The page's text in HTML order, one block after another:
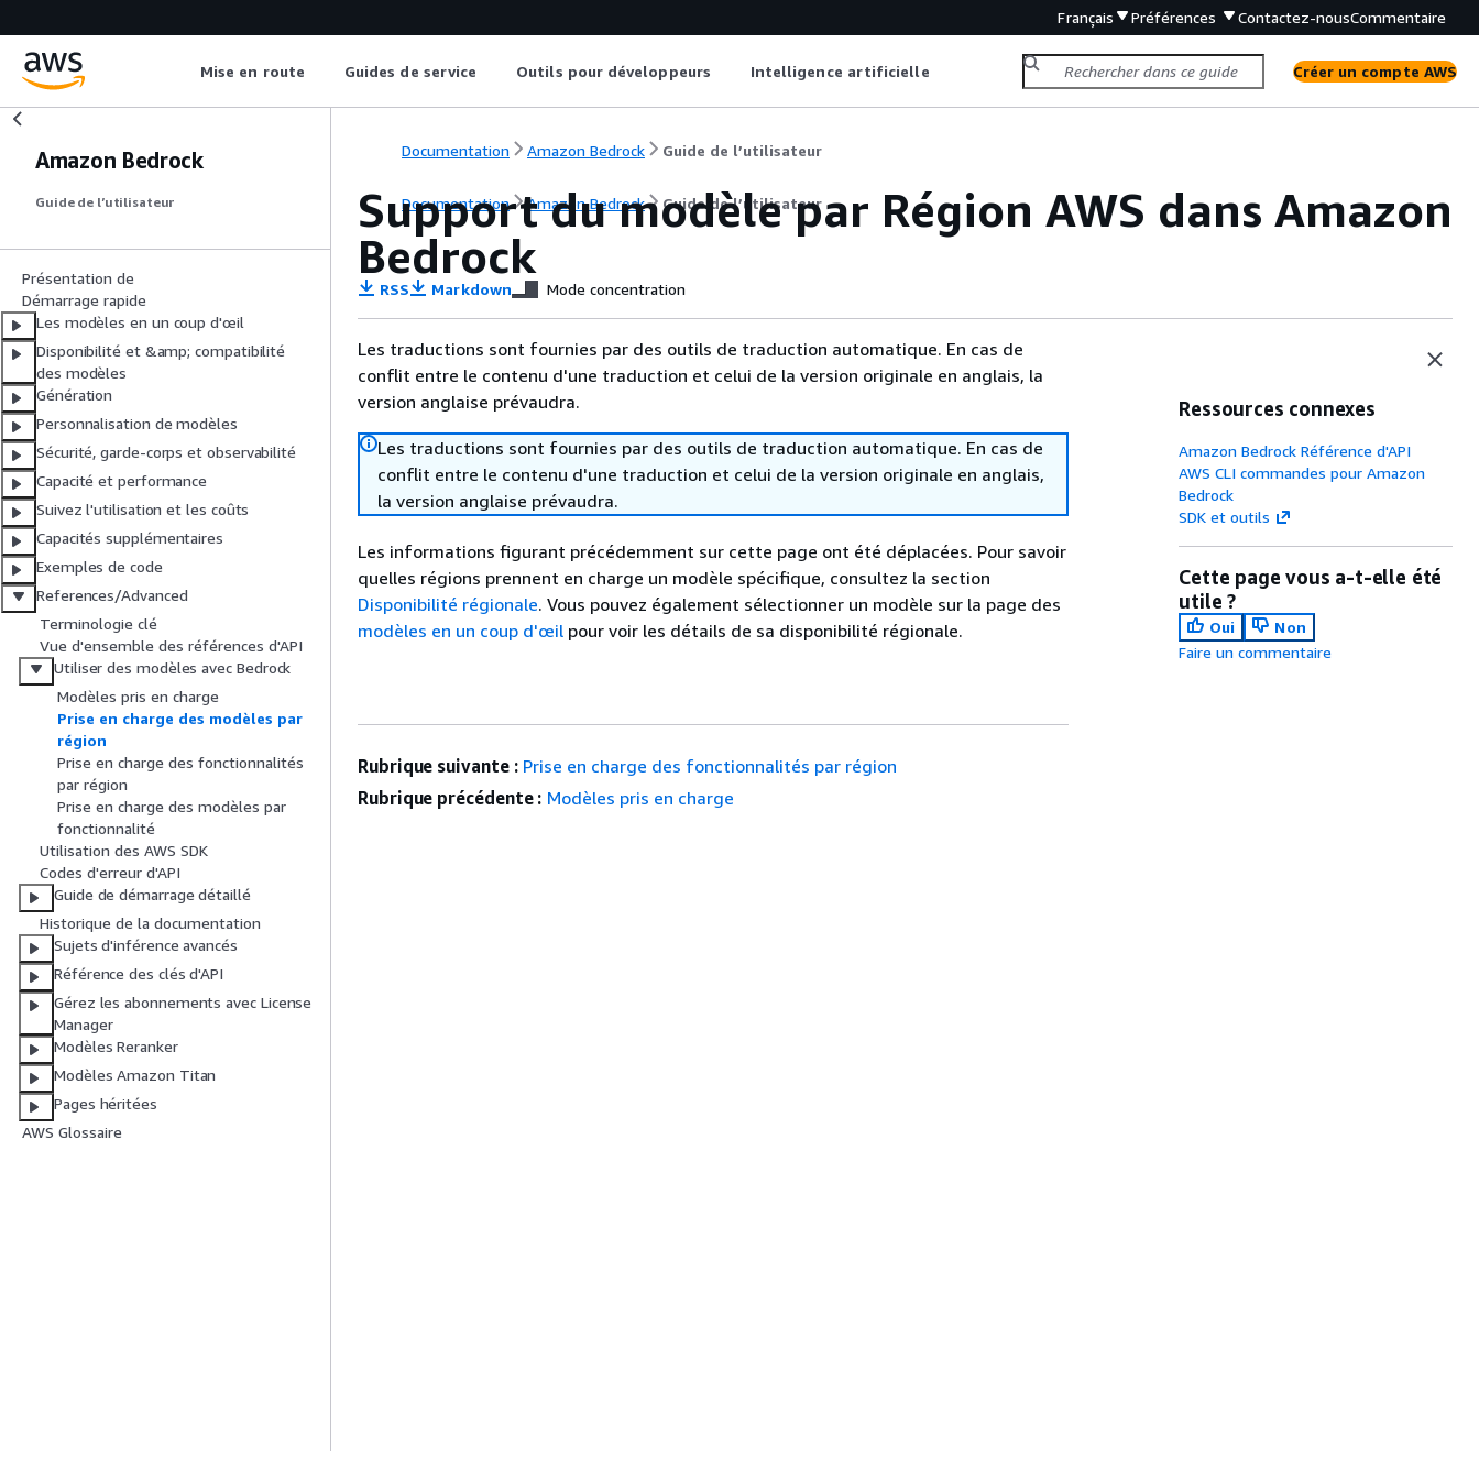
Français Préférences Contactez-nousCommentaire
Mise en route Guides de service Outils pour développeurs Intelligence artificielle Créer un compte AWS
Amazon Bedrock
Guide de l’utilisateur
Présentation de
Démarrage rapide
Les modèles en un coup d'œil
Disponibilité et &amp; compatibilité
des modèles
Génération
Personnalisation de modèles
Sécurité, garde-corps et observabilité
Capacité et performance
Suivez l'utilisation et les coûts
Capacités supplémentaires
Exemples de code
References/Advanced
Terminologie clé
Vue d'ensemble des références d'API
Utiliser des modèles avec Bedrock
Modèles pris en charge
Prise en charge des modèles par
région
Prise en charge des fonctionnalités
par région
Prise en charge des modèles par
fonctionnalité
Utilisation des AWS SDK
Codes d'erreur d'API
Guide de démarrage détaillé
Historique de la documentation
Sujets d'inférence avancés
Référence des clés d'API
Gérez les abonnements avec License
Manager
Modèles Reranker
Modèles Amazon Titan
Pages héritées
AWS Glossaire
Documentation Amazon Bedrock Guide de l’utilisateur
Documentation Amazon Bedrock Guide de l’utilisateur
Support du modèle par Région AWS dans Amazon
Bedrock
RSS Markdown Mode concentration
Les traductions sont fournies par des outils de traduction automatique. En cas de
conflit entre le contenu d'une traduction et celui de la version originale en anglais, la
version anglaise prévaudra.
Les traductions sont fournies par des outils de traduction automatique. En cas de
conflit entre le contenu d'une traduction et celui de la version originale en anglais,
la version anglaise prévaudra.
Les informations figurant précédemment sur cette page ont été déplacées. Pour savoir
quelles régions prennent en charge un modèle spécifique, consultez la section
Disponibilité régionale. Vous pouvez également sélectionner un modèle sur la page des
modèles en un coup d'œil pour voir les détails de sa disponibilité régionale.
Ressources connexes
Amazon Bedrock Référence d'API
AWS CLI commandes pour Amazon
Bedrock
SDK et outils
Cette page vous a-t-elle été
utile ?
Oui
Non
Faire un commentaire
Rubrique suivante : Prise en charge des fonctionnalités par région
Rubrique précédente : Modèles pris en charge